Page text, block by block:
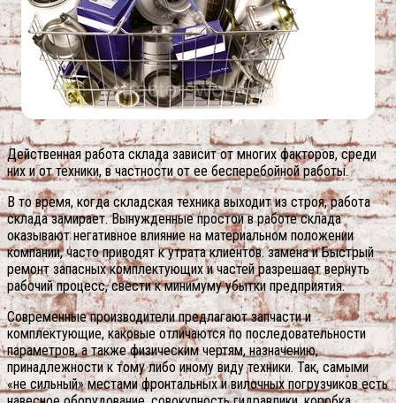
Действенная работа склада зависит от многих факторов, среди
них и от техники, в частности от ее бесперебойной работы.
В то время, когда складская техника выходит из строя, работа
склада замирает. Вынужденные простои в работе склада
оказывают негативное влияние на материальном положении
компании, часто приводят к утрата клиентов. замена и Быстрый
ремонт запасных комплектующих и частей разрешает вернуть
рабочий процесс, свести к минимуму убытки предприятия.
Современные производители предлагают запчасти и
комплектующие, каковые отличаются по последовательности
параметров, а также физическим чертям, назначению,
принадлежности к тому либо иному виду техники. Так, самыми
«не сильный» местами фронтальных и вилочных погрузчиков есть